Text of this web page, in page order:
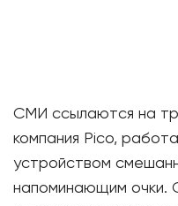
СМИ ссылаются на
компания Pico,
устройством
напоминающим очки.